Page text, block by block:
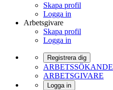
Skapa profil
Logga in
Arbetsgivare
Skapa profil
Logga in
Registrera dig
ARBETSSÖKANDE
ARBETSGIVARE
Logga in